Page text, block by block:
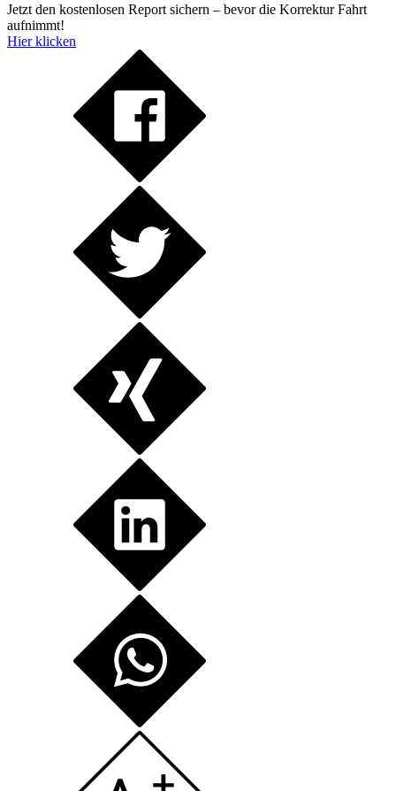
Jetzt den kostenlosen Report sichern – bevor die Korrektur Fahrt
aufnimmt!
Hier klicken